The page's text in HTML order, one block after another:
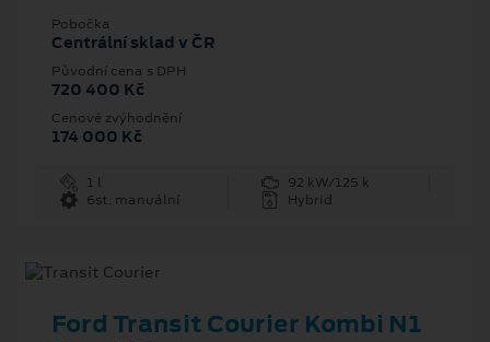
Pobočka
Centrální sklad v ČR
Původní cena s DPH
720 400 Kč
Cenové zvýhodnění
174 000 Kč
1 l
92 kW/125 k
6st. manuální
Hybrid
Ford Transit Courier Kombi N1